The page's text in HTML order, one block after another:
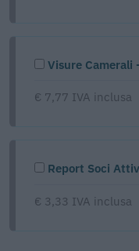
Visure Camerali
€ 7,77 IVA inclusa
Report Soci
€ 3,33 IVA inclusa